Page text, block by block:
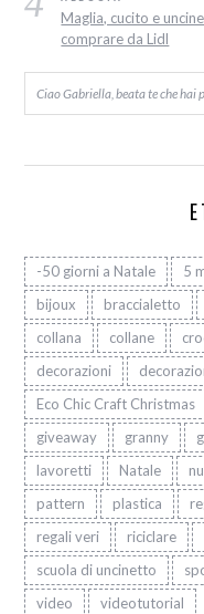
Maglia, cucito e
comprare da Lidl
Ciao Gabriella, beata te che hai
-50 giorni a Natale 5
bijoux
braccialetto
collana
collane
decorazioni
Eco Chic Craft Christmas
giveaway
granny
lavoretti
Natale
pattern
plastica
regali veri
riciclare
scuola di uncinetto
video
videotutorial